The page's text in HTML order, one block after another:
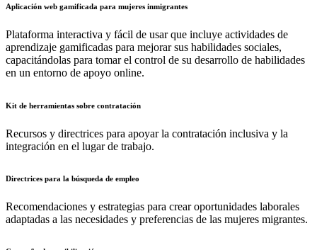
Aplicación web gamificada para mujeres inmigrantes
Plataforma interactiva y fácil de usar que incluye actividades de
aprendizaje gamificadas para mejorar sus habilidades sociales,
capacitándolas para tomar el control de su desarrollo de habilidades
en un entorno de apoyo online.
Kit de herramientas sobre contratación
Recursos y directrices para apoyar la contratación inclusiva y la
integración en el lugar de trabajo.
Directrices para la búsqueda de empleo
Recomendaciones y estrategias para crear oportunidades laborales
adaptadas a las necesidades y preferencias de las mujeres migrantes.